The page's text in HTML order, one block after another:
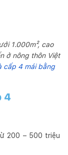
1.000m², cao
ở nông thôn Việt
cấp 4 mái bằng
4
200 – 500 triệu